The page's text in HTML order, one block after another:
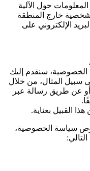
حول الآلية
خارج المنطقة
الإلكتروني على
سنقدم إليك
سبيل المثال، من خلال
أو عن طريق رسالة عبر
القبيل بعناية.
سياسة الخصوصية،